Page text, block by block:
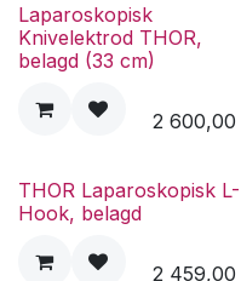
Laparoskopisk
Knivelektrod THOR,
belagd (33 cm)
2 600,00
THOR Laparoskopisk L-
Hook, belagd
2 459,00